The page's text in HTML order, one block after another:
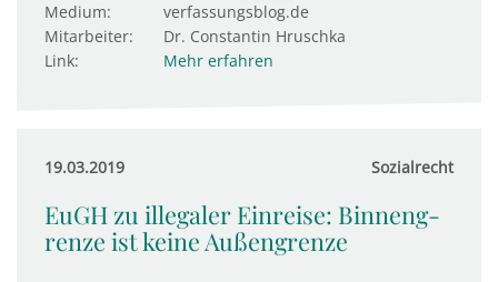
Medium:
verfassungsblog.de
Mitarbeiter:
Dr. Constantin Hruschka
Link:
Mehr erfahren
19.03.2019 Sozialrecht
EuGH zu illegaler Einreise: Bin­nen­g­
renze ist keine Außen­g­renze